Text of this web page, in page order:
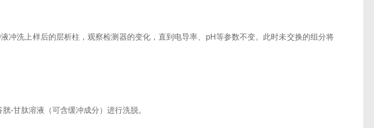
冲洗上样后的层析柱，观察检测器的变化，直到电导率、pH等参数不变。此时未交换的组分将
-甘肽溶液（可含缓冲成分）进行洗脱。